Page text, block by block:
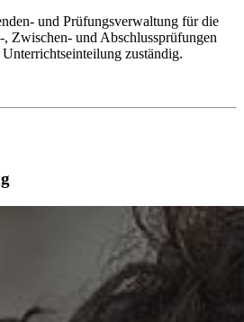
und Prüfungsverwaltung für die
Zwischen- und Abschlussprüfungen
zuständig.